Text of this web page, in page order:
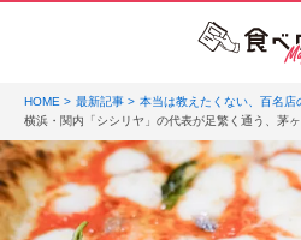
HOME 最新記事
本当は教えたくない、百名店
横浜・関内「シシリヤ」の代表が足繁く通う、茅